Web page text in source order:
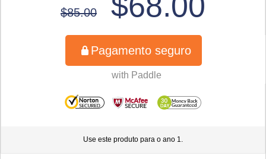
$85.00
Pagamento seguro
Use este produto para o ano 1.